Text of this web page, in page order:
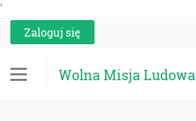
'
Zaloguj się
Wolna Misja Ludowa